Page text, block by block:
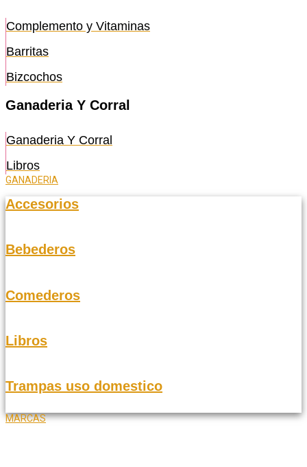
Complemento y Vitaminas
Barritas
Bizcochos
Ganaderia Y Corral
Ganaderia Y Corral
Libros
GANADERIA
Accesorios
Bebederos
Comederos
Libros
Trampas uso domestico
MARCAS